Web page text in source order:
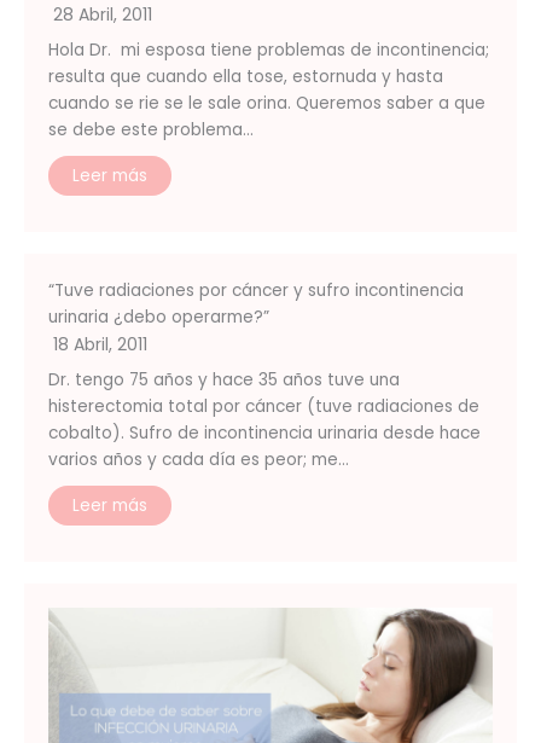
28 Abril, 2011
Hola Dr. mi esposa tiene problemas de incontinencia;
resulta que cuando ella tose, estornuda y hasta
cuando se rie se le sale orina. Queremos saber a que
se debe este problema…
Leer más
“Tuve radiaciones por cáncer y sufro incontinencia
urinaria ¿debo operarme?”
18 Abril, 2011
Dr. tengo 75 años y hace 35 años tuve una
histerectomia total por cáncer (tuve radiaciones de
cobalto). Sufro de incontinencia urinaria desde hace
varios años y cada día es peor; me…
Leer más